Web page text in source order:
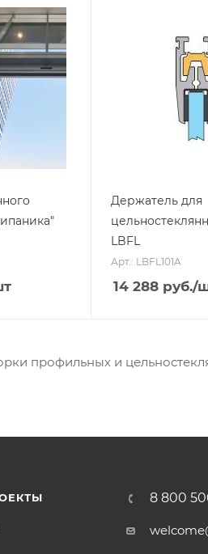
Держатель для
LBFL
Арт.: LBFL101A
14 288руб./
профильных и
8 800